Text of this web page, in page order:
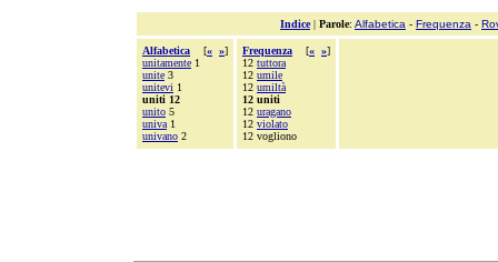
Indice| Parole: Alfabetica - Frequenza -
Alfabetica [« »]
unitamente 1
unite 3
unitevi 1
uniti 12
unito 5
univa 1
univano 2
Frequenza [« »]
12 tuttora
12 umile
12 umiltà
12 uniti
12 uragano
12 violato
12 vogliono